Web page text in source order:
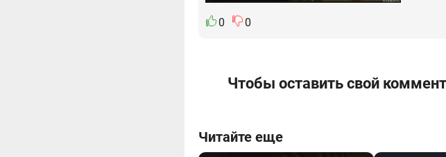
0 0
Чтобы оставить свой
Читайте еще